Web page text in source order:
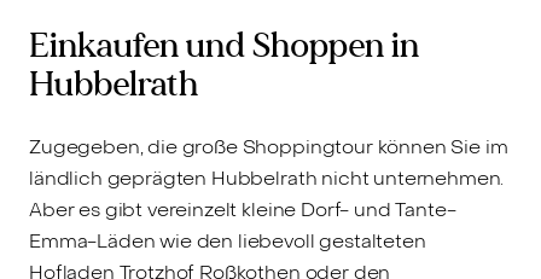
Einkaufen und Shoppen in
Hubbelrath
Zugegeben, die große Shoppingtour können Sie im
ländlich geprägten Hubbelrath nicht unternehmen.
Aber es gibt vereinzelt kleine Dorf- und Tante-
Emma-Läden wie den liebevoll gestalteten
Hofladen Trotzhof Roßkothen oder den